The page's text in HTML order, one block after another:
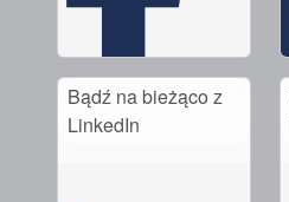
Bądź na bieżąco z
LinkedIn